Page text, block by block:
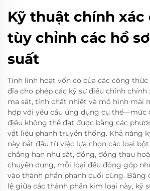
Kỹ thuật chính xác
tùy chỉnh các hồ
suất
Tính linh hoạt vốn có của các công
đĩa cho phép các kỹ sư điều chỉnh chính
ma sát, tính chất nhiệt và mô hình mài
hợp với yêu cầu ứng dụng cụ thể—mức
điều không thể đạt được bằng các
vật liệu phanh truyền thống. Khả năng
này bắt đầu từ việc lựa chọn các loại
chẳng hạn như sắt, đồng, đồng thau
chuyên dụng, mỗi loại đều đóng góp
vào thành phần phanh cuối cùng. Bằng
lệ giữa các thành phần kim loại này, kỹ